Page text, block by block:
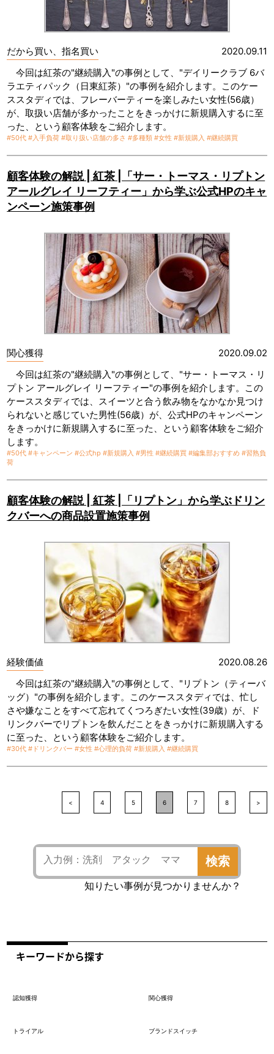
だから買い、指名買い
2020.09.11
今回は紅茶の"継続購入"の事例として、"デイリークラブ 6バ
ラエティパック（日東紅茶）"の事例を紹介します。このケー
ススタディでは、フレーバーティーを楽しみたい女性(56歳）
が、取扱い店舗が多かったことをきっかけに新規購入するに至
った、という顧客体験をご紹介します。
#50代 #入手負荷 #取り扱い店舗の多さ #多種類 #女性 #新規購入 #継続購買
顧客体験の解説 | 紅茶 |「サー・トーマス・リプトン
アールグレイ リーフティー」から学ぶ公式HPのキャ
ンペーン施策事例
関心獲得
2020.09.02
今回は紅茶の"継続購入"の事例として、"サー・トーマス・リ
プトン アールグレイ リーフティー"の事例を紹介します。この
ケーススタディでは、スイーツと合う飲み物をなかなか見つけ
られないと感じていた男性(56歳）が、公式HPのキャンペーン
をきっかけに新規購入するに至った、という顧客体験をご紹介
します。
#50代 #キャンペーン #公式hp #新規購入 #男性 #継続購買 #編集部おすすめ #習熟負
荷
顧客体験の解説 | 紅茶 |「リプトン」から学ぶドリン
クバーへの商品設置施策事例
経験価値
2020.08.26
今回は紅茶の"継続購入"の事例として、"リプトン（ティーバ
ッグ）"の事例を紹介します。このケーススタディでは、忙し
さや嫌なことをすべて忘れてくつろぎたい女性(39歳）が、ド
リンクバーでリプトンを飲んだことをきっかけに新規購入する
に至った、という顧客体験をご紹介します。
#30代 #ドリンクバー #女性 #心理的負荷 #新規購入 #継続購買
< 4 5 6 7 8 >
検索
知りたい事例が見つかりませんか？
キーワードから探す
認知獲得 関心獲得
トライアル ブランドスイッチ